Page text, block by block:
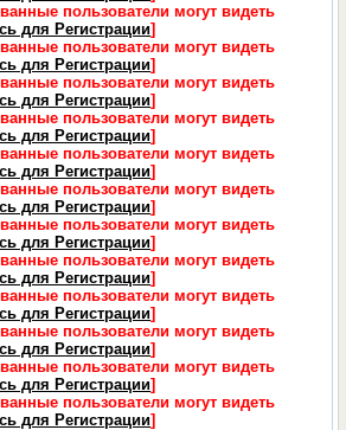
пользователи могут видеть
для Регистрации]
пользователи могут видеть
для Регистрации]
пользователи могут видеть
для Регистрации]
пользователи могут видеть
для Регистрации]
пользователи могут видеть
для Регистрации]
пользователи могут видеть
для Регистрации]
пользователи могут видеть
для Регистрации]
пользователи могут видеть
для Регистрации]
пользователи могут видеть
для Регистрации]
пользователи могут видеть
для Регистрации]
пользователи могут видеть
для Регистрации]
пользователи могут видеть
для Регистрации]